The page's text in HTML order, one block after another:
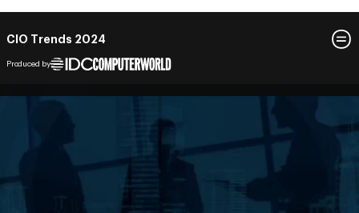
3 grudnia 2024 Warszawa
Program konferencji